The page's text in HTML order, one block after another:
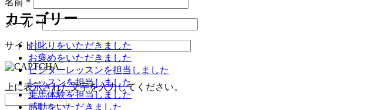
カテゴリー
お叱りをいただきました
お褒めをいただきました
ビジターレッスンを担当しました
レッスンを担当しました
乗馬体験を担当しました
感動をいただきました
名前 *
メール *
サイト
上に表示された文字を入力してください。